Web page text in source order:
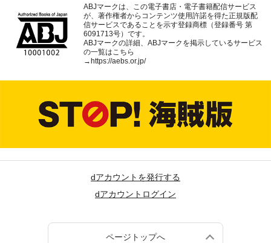
ABJマークは、この電子書店・電子書籍配信サービス
が、著作権者からコンテンツ使用許諾を得た正規版配
信サービスであることを示す登録商標（登録番号 第
6091713号）です。
ABJマークの詳細、ABJマークを掲示しているサービス
の一覧はこちら
→ https://aebs.or.jp/
dアカウントを発行する
dアカウントログイン
ページトップへ